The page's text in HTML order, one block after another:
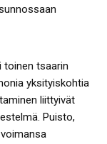
toinen tsaarin
yksityiskohtia
liittyivät
Puisto,